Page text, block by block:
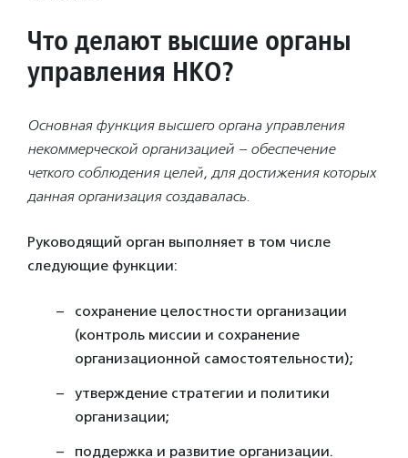
Что делают высшие органы
управления НКО?
Основная функция высшего органа управления
некоммерческой организацией – обеспечение
четкого соблюдения целей, для достижения которых
данная организация создавалась.
Руководящий орган выполняет в том числе
следующие функции:
сохранение целостности организации
(контроль миссии и сохранение
организационной самостоятельности);
утверждение стратегии и политики
организации;
поддержка и развитие организации.